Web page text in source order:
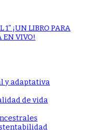
1” ¡UN LIBRO PARA
EN VIVO!
y adaptativa
de vida